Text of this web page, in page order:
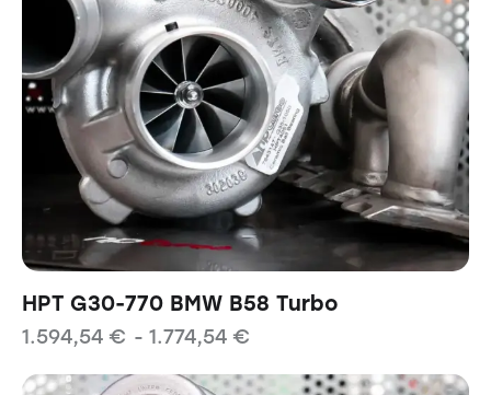
HPT G30-770 BMW B58 Turbo
1.594,54 € - 1.774,54 €